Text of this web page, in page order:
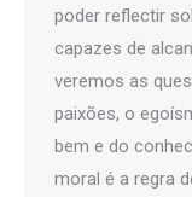
poder reflectir
capazes de
veremos as
paixões, o
bem e do
moral é a regra